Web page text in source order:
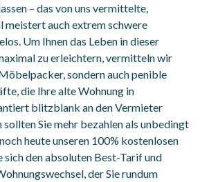
– das von uns vermittelte,
meistert auch extrem schwere
Um Ihnen das Leben in dieser
zu erleichtern, vermitteln wir
sondern auch penible
die Ihre alte Wohnung in
blitzblank an den Vermieter
Sie mehr bezahlen als unbedingt
heute unseren 100% kostenlosen
sich den absoluten Best-Tarif und
der Sie rundum